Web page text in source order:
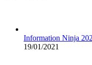
Information Ninja
19/01/2021